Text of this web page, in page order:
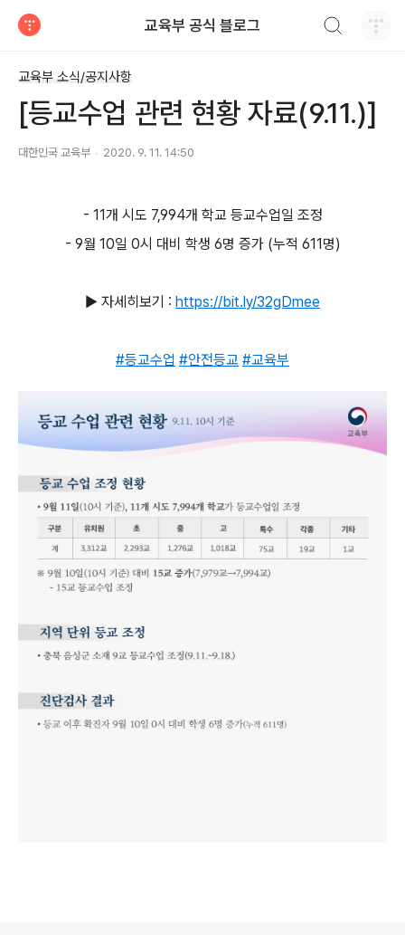
교육부 공식 블로그
교육부 소식/공지사항
[등교수업 관련 현황 자료(9.11.)]
대한민국 교육부 2020. 9. 11. 14:50
- 11개 시도 7,994개 학교 등교수업일 조정
- 9월 10일 0시 대비 학생 6명 증가 (누적 611명)
▶ 자세히보기 : https://bit.ly/32gDmee
#등교수업 #안전등교 #교육부